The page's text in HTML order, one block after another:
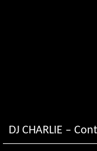
DJ CHARLIE –